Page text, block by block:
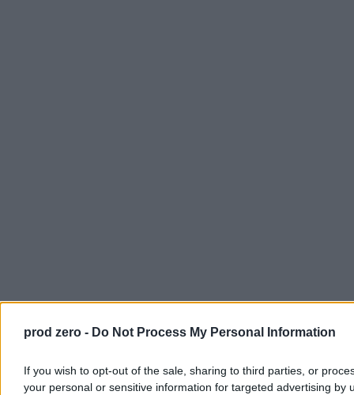
prod zero - Do Not Process My Personal Information
If you wish to opt-out of the sale, sharing to third parties, or
your personal or sensitive information for targeted advertising by
następnie bierze łyk kawy. – Kiedy myślisz o snajperach,
przynajmniej wiesz, gdzie mogą być. Pociski moździerzowe